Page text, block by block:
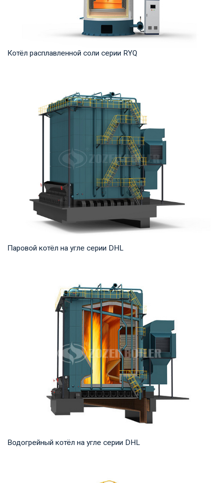
Котёл расплавленной соли серии RYQ
мощность продукта: 1,200-35,000 кВт Температ...
Паровой котёл на угле серии DHL
продукта: 20-75 т/ч Температура на выходе...
Водогрейный котёл на угле серии DHL